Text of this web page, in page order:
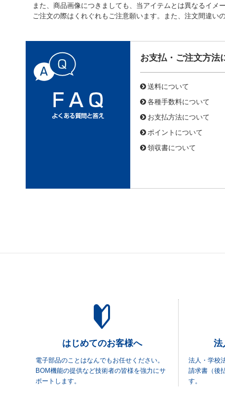
また、商品画像につきましても、当アイテムとは異なるイメ
ご注文の際はくれぐれもご注意願います。また、注文間違い
お支払・ご注文方法
送料について
各種手数料について
お支払方法について
ポイントについて
領収書について
はじめてのお客様へ
電子部品のことはなんでもお任せください。
BOM機能の提供など技術者の皆様を強力にサ
ポートします。
法
法人・学校
請求書（後
す。